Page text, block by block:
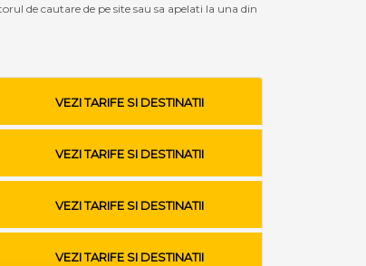
de cautare de pe site sau sa apelati la una din
VEZI TARIFE SI DESTINATII
VEZI TARIFE SI DESTINATII
VEZI TARIFE SI DESTINATII
VEZI TARIFE SI DESTINATII